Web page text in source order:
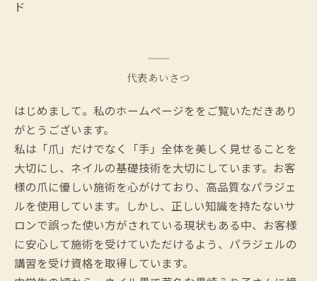
ド
代表あいさつ
はじめまして。私のホームページををご覧いただきあり
がとうございます。
私は「爪」だけでなく「手」全体を美しく見せることを
大切にし、ネイルの基礎技術を大切にしています。お客
様の爪に優しい施術を心がけており、高品質なパラジェ
ルを使用しています。しかし、正しい知識を持たないサ
ロンで誤った使い方がされている現状もある中、お客様
に安心して施術を受けていただけるよう、パラジェルの
講習を受け資格を取得しています。